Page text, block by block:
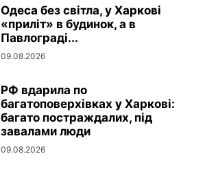
Одеса без світла, у Харкові
«приліт» в будинок, а в
Павлограді...
09.08.2026
РФ вдарила по
багатоповерхівках у Харкові:
багато постраждалих, під
завалами люди
09.08.2026